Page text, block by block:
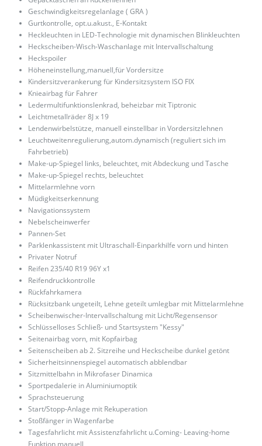
Geschwindigkeitsregelanlage ( GRA )
Gurtkontrolle, opt.u.akust., E-Kontakt
Heckleuchten in LED-Technologie mit dynamischen Blinkleuchten
Heckscheiben-Wisch-Waschanlage mit Intervallschaltung
Heckspoiler
Höheneinstellung,manuell,für Vordersitze
Kindersitzverankerung für Kindersitzsystem ISO FIX
Knieairbag für Fahrer
Ledermultifunktionslenkrad, beheizbar mit Tiptronic
Leichtmetallräder 8J x 19
Lendenwirbelstütze, manuell einstellbar in Vordersitzlehnen
Leuchtweitenregulierung,autom.dynamisch (reguliert sich im
Fahrbetrieb)
Make-up-Spiegel links, beleuchtet, mit Abdeckung und Tasche
Make-up-Spiegel rechts, beleuchtet
Mittelarmlehne vorn
Müdigkeitserkennung
Navigationssystem
Nebelscheinwerfer
Pannen-Set
Parklenkassistent mit Ultraschall-Einparkhilfe vorn und hinten
Privater Notruf
Reifen 235/40 R19 96Y x1
Reifendruckkontrolle
Rückfahrkamera
Rücksitzbank ungeteilt, Lehne geteilt umlegbar mit Mittelarmlehne
Scheibenwischer-Intervallschaltung mit Licht/Regensensor
Schlüsselloses Schließ- und Startsystem "Kessy"
Seitenairbag vorn, mit Kopfairbag
Seitenscheiben ab 2. Sitzreihe und Heckscheibe dunkel getönt
Sicherheitsinnenspiegel automatisch abblendbar
Sitzmittelbahn in Mikrofaser Dinamica
Sportpedalerie in Aluminiumoptik
Sprachsteuerung
Start/Stopp-Anlage mit Rekuperation
Stoßfänger in Wagenfarbe
Tagesfahrlicht mit Assistenzfahrlicht u.Coming- Leaving-home
Funktion manuell